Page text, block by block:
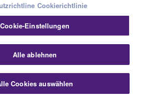
app is an exciting and
learn how to play the piano or
your playing skills. It comes with
of interactive songs,
Select a song and start
Cookierichtlinie
Cookie-Einstellungen
Alle ablehnen
Cookies auswählen